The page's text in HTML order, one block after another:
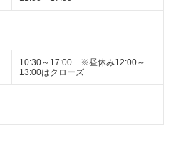
10:30～17:00 ※昼休み12:00～
13:00はクローズ